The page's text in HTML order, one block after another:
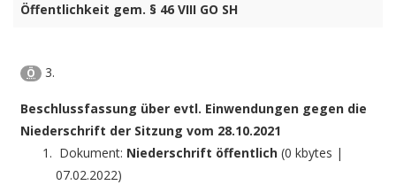
Öffentlichkeit gem. § 46 VIII GO SH
Ö 3.
Beschlussfassung über evtl. Einwendungen gegen die
Niederschrift der Sitzung vom 28.10.2021
Dokument: Niederschrift öffentlich (0 kbytes |
07.02.2022)